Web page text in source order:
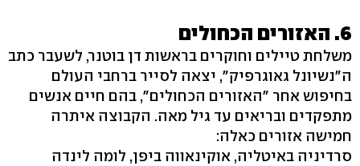
6. האזורים הכחולים
משלחת טיילים וחוקרים בראשות דן בוטנר, לשעבר כתב
ה"נשיונל גאוגרפיק", יצאה לסייר ברחבי העולם
בחיפוש אחר "האזורים הכחולים", בהם חיים אנשים
מתפקדים ובריאים עד גיל מאה. הקבוצה איתרה
חמישה אזורים כאלה:
סרדיניה באיטליה, אוקינאווה ביפן, לומה לינדה